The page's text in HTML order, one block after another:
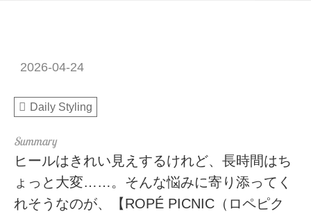
2026-04-24
Daily Styling
ヒールはきれい見えするけれど、長時間はち
ょっと大変……。そんな悩みに寄り添ってく
れそうなのが、【ROPÉ PICNIC（ロペピク